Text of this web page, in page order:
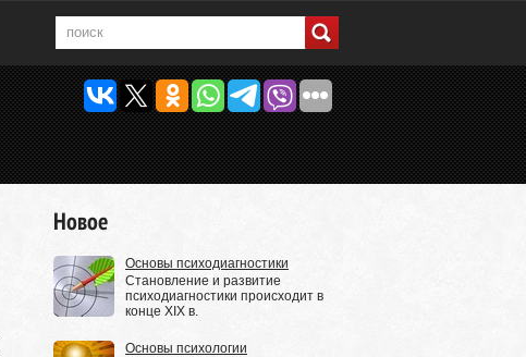
Новое
Основы психодиагностики
Становление и развитие
психодиагностики происходит в
конце XIX в.
Основы психологии